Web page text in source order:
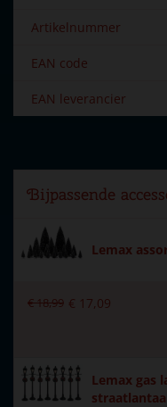
Artikelnummer
EAN code
EAN leverancier
Dorpsnaam
Soort
Introductiejaar
Met beweging
Inside scene
Bijpassende
Lemax
€18,99 € 17,09
Lemax gas